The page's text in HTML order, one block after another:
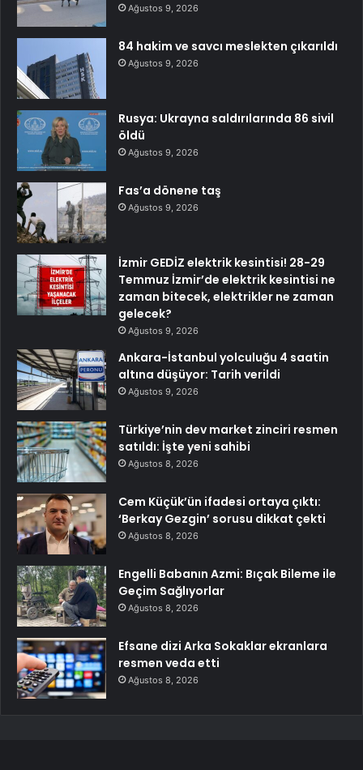
Ağustos 9, 2026
84 hakim ve savcı meslekten çıkarıldı
Ağustos 9, 2026
Rusya: Ukrayna saldırılarında 86 sivil
öldü
Ağustos 9, 2026
Fas’a dönene taş
Ağustos 9, 2026
İzmir GEDİZ elektrik kesintisi! 28-29
Temmuz İzmir’de elektrik kesintisi ne
zaman bitecek, elektrikler ne zaman
gelecek?
Ağustos 9, 2026
Ankara-İstanbul yolculuğu 4 saatin
altına düşüyor: Tarih verildi
Ağustos 9, 2026
Türkiye’nin dev market zinciri resmen
satıldı: İşte yeni sahibi
Ağustos 8, 2026
Cem Küçük’ün ifadesi ortaya çıktı:
‘Berkay Gezgin’ sorusu dikkat çekti
Ağustos 8, 2026
Engelli Babanın Azmi: Bıçak Bileme ile
Geçim Sağlıyorlar
Ağustos 8, 2026
Efsane dizi Arka Sokaklar ekranlara
resmen veda etti
Ağustos 8, 2026